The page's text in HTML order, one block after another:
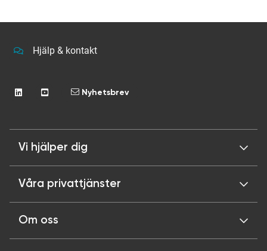
Hjälp & kontakt
Nyhetsbrev
Vi hjälper dig
Våra privattjänster
Om oss